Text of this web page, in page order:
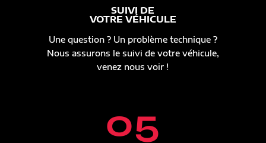
SUIVI DE
VOTRE VÉHICULE
Une question ? Un problème technique ?
Nous assurons le suivi de votre véhicule,
venez nous voir !
05